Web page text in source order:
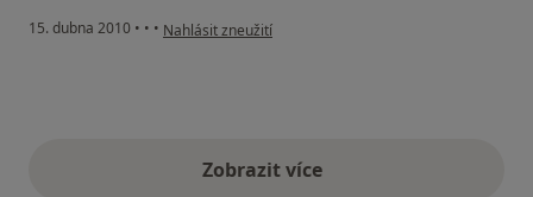
15. dubna 2010 • • • podle názoru uživatele Pacient
Nahlásit zneužití
Zobrazit vícevýše uvedené názory